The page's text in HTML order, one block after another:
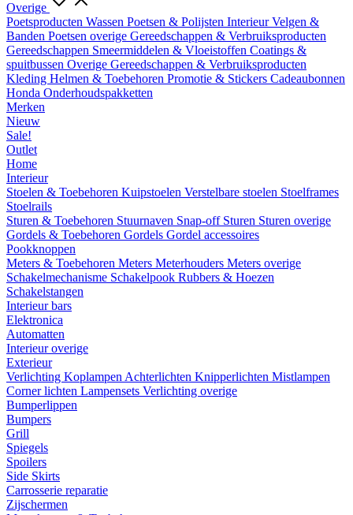
Overige
Poetsproducten Wassen Poetsen & Polijsten InterieurVelgen &
Banden Poetsen overige Gereedschappen & Verbruiksproducten
Gereedschappen Smeermiddelen & Vloeistoffen Coatings &
spuitbussen Overige Gereedschappen & Verbruiksproducten
Kleding Helmen & Toebehoren Promotie & Stickers Cadeaubonnen
Honda Onderhoudspakketten
Merken
Nieuw
Sale!
Outlet
Home
Interieur
Stoelen & Toebehoren Kuipstoelen Verstelbare stoelen Stoelframes
Stoelrails
Sturen & Toebehoren Stuurnaven Snap-off Sturen Sturen overige
Gordels & Toebehoren Gordels Gordel accessoires
Pookknoppen
Meters & Toebehoren Meters Meterhouders Meters overige
Schakelmechanisme Schakelpook Rubbers & Hoezen
Schakelstangen
Interieur bars
Elektronica
Automatten
Interieur overige
Exterieur
Verlichting Koplampen Achterlichten Knipperlichten Mistlampen
Corner lichten Lampensets Verlichting overige
Bumperlippen
Bumpers
Grill
Spiegels
Spoilers
Side Skirts
Carrosserie reparatie
Zijschermen